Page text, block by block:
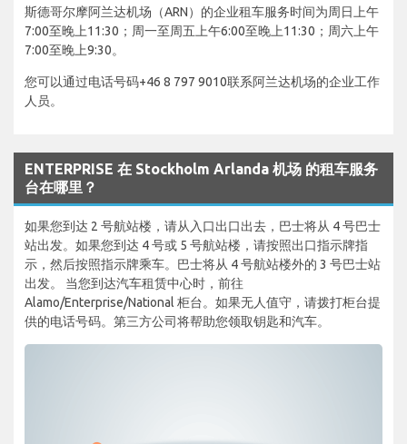
斯德哥尔摩阿兰达机场（ARN）的企业租车服务时间为周日上午
7:00至晚上11:30；周一至周五上午6:00至晚上11:30；周六上午
7:00至晚上9:30。
您可以通过电话号码+46 8 797 9010联系阿兰达机场的企业工作
人员。
ENTERPRISE 在 Stockholm Arlanda 机场 的租车服务
台在哪里？
如果您到达 2 号航站楼，请从入口出口出去，巴士将从 4 号巴士
站出发。如果您到达 4 号或 5 号航站楼，请按照出口指示牌指
示，然后按照指示牌乘车。巴士将从 4 号航站楼外的 3 号巴士站
出发。 当您到达汽车租赁中心时，前往
Alamo/Enterprise/National 柜台。如果无人值守，请拨打柜台提
供的电话号码。第三方公司将帮助您领取钥匙和汽车。